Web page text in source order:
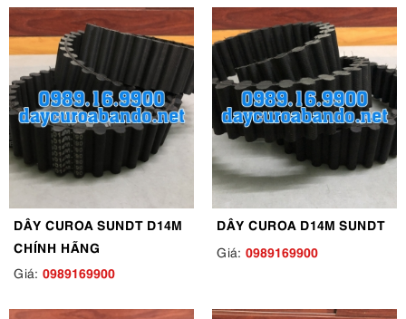
DÂY CUROA SUNDT D14M
CHÍNH HÃNG
Giá: 0989169900
DÂY CUROA D14M SUNDT
Giá: 0989169900